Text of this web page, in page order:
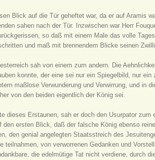
Blick auf die Tür geheftet war, da er auf Aramis
sahen nach der Tür. Inzwischen war Herr
so daß mit einem Male das volle
und maß mit brennendem Blicke seinen
sah von einem zum andern. Die
konnte, der eine sei nur ein Spiegelbild, nur
maßlose Verwunderung und Verwirrung, und in
von den beiden eigentlich der König sei.
dieses Erstaunen, sah er doch den Usurpator
den ersten Blick, daß der falsche König ebenso
den genial angelegten Staatsstreich des
teilnahmen, von verworrenen Gedanken und
die edelmütige Tat nicht verdiene, durch